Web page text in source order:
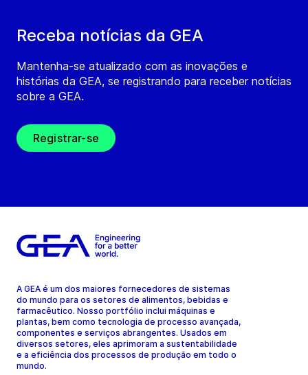
Receba notícias da GEA
Mantenha-se atualizado com as inovações e
histórias da GEA, se registrando para receber notícias
sobre a GEA.
Registrar-se
A GEA é um dos maiores fornecedores de sistemas
do mundo para os setores de alimentos, bebidas e
farmacêutico. Nosso portfólio inclui máquinas e
plantas, bem como tecnologia de processo avançada,
componentes e serviços abrangentes. Usados em
diversos setores, eles aprimoram a sustentabilidade
e a eficiência dos processos de produção em todo o
mundo.